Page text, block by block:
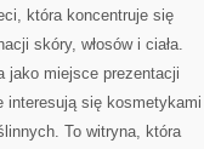
PROBLEMATYCZNA
która koncentruje się
skóry, włosów i ciała.
jako miejsce prezentacji
interesują się kosmetykami
To witryna, która